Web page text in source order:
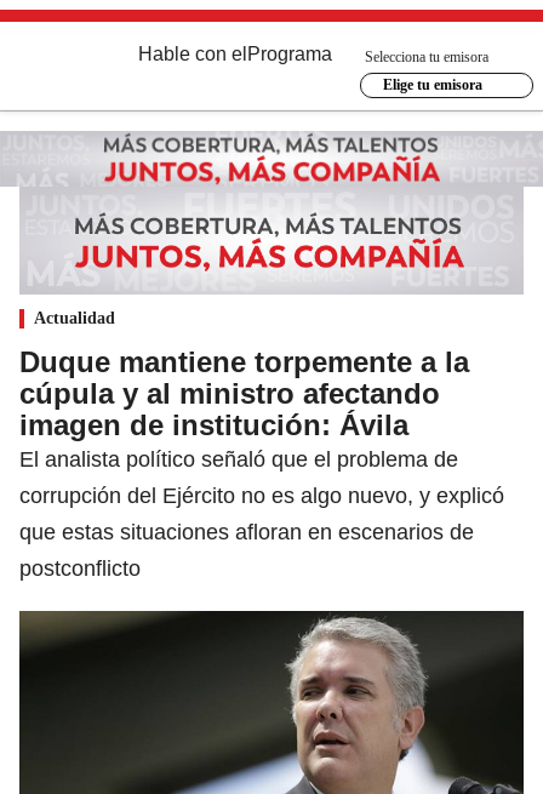
Hable con el Programa
Selecciona tu emisora
Elige tu emisora
Actualidad
Duque mantiene torpemente a la
cúpula y al ministro afectando
imagen de institución: Ávila
El analista político señaló que el problema de
corrupción del Ejército no es algo nuevo, y explicó
que estas situaciones afloran en escenarios de
postconflicto